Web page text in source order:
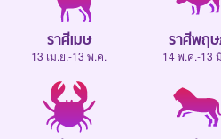
ราศีเมษ
13 เม.ย.-13 พ.ค.
ราศีพฤ
14 พ.ค.-13